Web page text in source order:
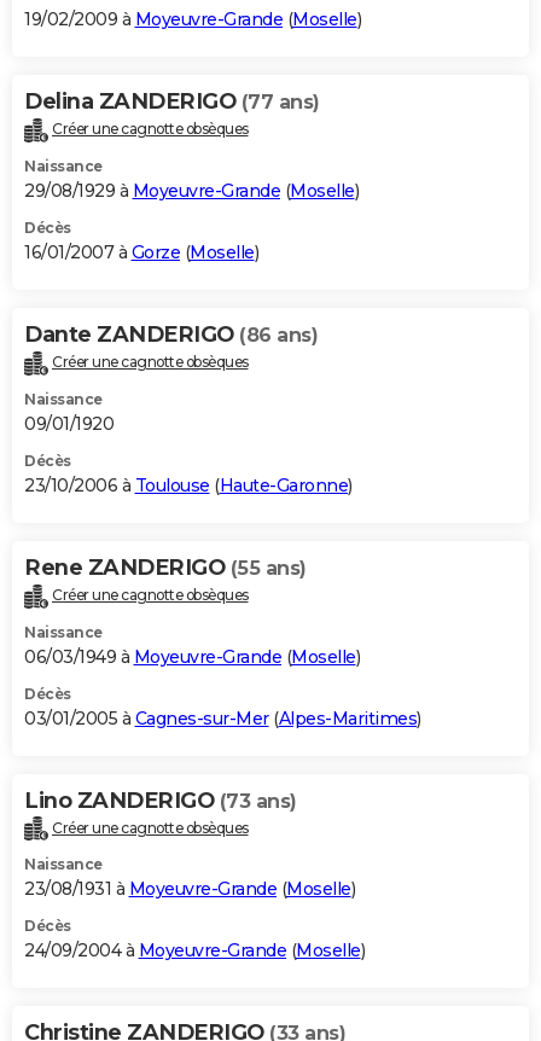
19/02/2009 à Moyeuvre-Grande (Moselle)
Delina ZANDERIGO (77 ans)
Créer une cagnotte obsèques
Naissance
29/08/1929 à Moyeuvre-Grande (Moselle)
Décès
16/01/2007 à Gorze (Moselle)
Dante ZANDERIGO (86 ans)
Créer une cagnotte obsèques
Naissance
09/01/1920
Décès
23/10/2006 à Toulouse (Haute-Garonne)
Rene ZANDERIGO (55 ans)
Créer une cagnotte obsèques
Naissance
06/03/1949 à Moyeuvre-Grande (Moselle)
Décès
03/01/2005 à Cagnes-sur-Mer(Alpes-Maritimes)
Lino ZANDERIGO (73 ans)
Créer une cagnotte obsèques
Naissance
23/08/1931 à Moyeuvre-Grande (Moselle)
Décès
24/09/2004 à Moyeuvre-Grande (Moselle)
Christine ZANDERIGO (33 ans)